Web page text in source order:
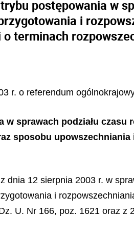
postępowania w
i
terminach
r. o referendum
sprawach podziału
sposobu
12 sierpnia 2003 r. w
i
U. Nr 166, poz. 1621 oraz z